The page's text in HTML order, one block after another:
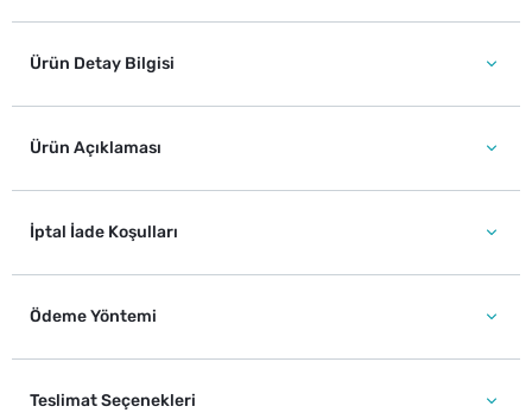
Ürün Detay Bilgisi
Ürün Açıklaması
İptal İade Koşulları
Ödeme Yöntemi
Teslimat Seçenekleri